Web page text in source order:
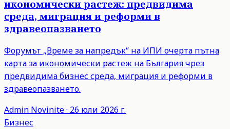
икономически растеж: предвидима
среда, миграция и реформи в
здравеопазването
Форумът „Време за напредък“ на ИПИ очерта пътна
карта за икономически растеж на България чрез
предвидима бизнес среда, миграция и реформи в
здравеопазването.
Admin Novinite· 26 юли 2026 г.
Бизнес